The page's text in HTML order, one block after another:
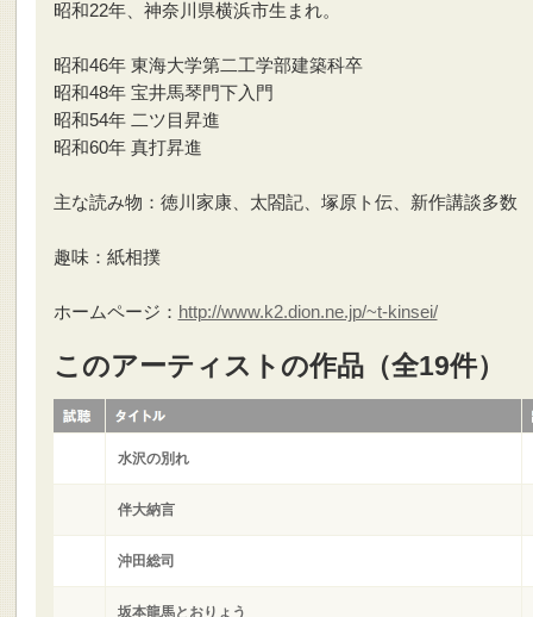
昭和22年、神奈川県横浜市生まれ。
昭和46年 東海大学第二工学部建築科卒
昭和48年 宝井馬琴門下入門
昭和54年 二ツ目昇進
昭和60年 真打昇進
主な読み物：徳川家康、太閤記、塚原ト伝、新作講談多数
趣味：紙相撲
ホームページ： http://www.k2.dion.ne.jp/~t-kinsei/
このアーティストの作品（全19件）
水沢の別れ
伴大納言
沖田総司
坂本龍馬とおりょう